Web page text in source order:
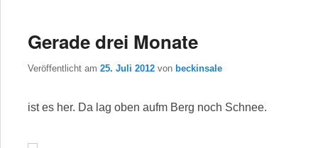
Gerade drei Monate
Veröffentlicht am 25. Juli 2012 von beckinsale
ist es her. Da lag oben aufm Berg noch Schnee.